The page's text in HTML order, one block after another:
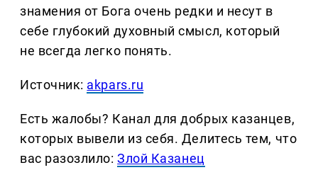
знамения от Бога очень редки и несут в
себе глубокий духовный смысл, который
не всегда легко понять.
Источник: akpars.ru
Есть жалобы? Канал для добрых казанцев,
которых вывели из себя. Делитеcь тем, что
вас разозлило:Злой Казанец